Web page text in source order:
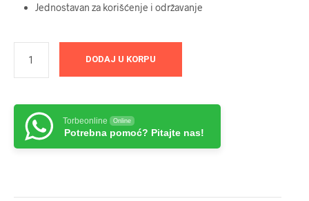
Jednostavan za korišćenje i održavanje
DODAJ U KORPU
Torbeonline Online
Potrebna pomoć? Pitajte nas!